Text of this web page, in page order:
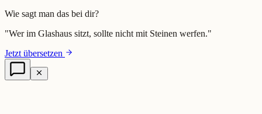
Wie sagt man das bei dir?
"Wer im Glashaus sitzt, sollte nicht mit Steinen werfen."
Jetzt übersetzen